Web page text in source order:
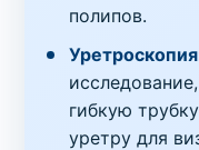
полипов.
гибкую
уретру для